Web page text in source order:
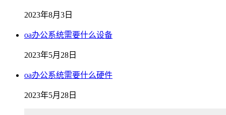
2023年8月3日
oa办公系统需要什么设备
2023年5月28日
oa办公系统需要什么硬件
2023年5月28日